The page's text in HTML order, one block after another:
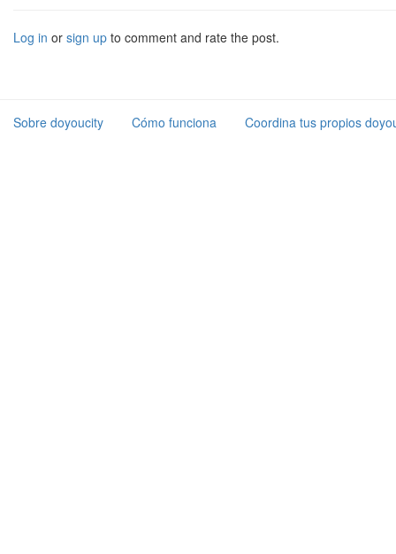
Log in or sign up to comment and rate the post.
Sobre doyoucity Cómo funciona Coordina tus propios